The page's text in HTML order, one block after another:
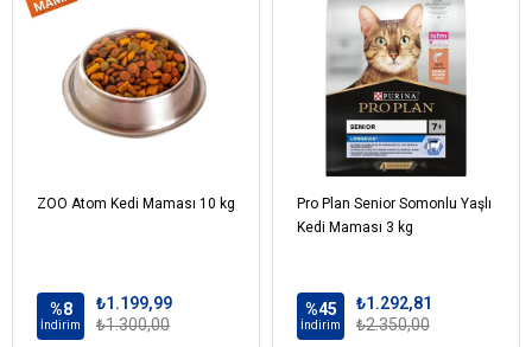
Vitaminler ve Mineraller
Nükleotid
Prebiyotik
Koruyucular-Antioksidanla
ZOO Atom Kedi Maması 10 kg
%8
İndirim
₺1.199,99
₺1.300,00
Pro Plan Senior Somonlu Yaşlı
Kedi Maması 3 kg
%45
İndirim
₺1.292,81
₺2.350,00